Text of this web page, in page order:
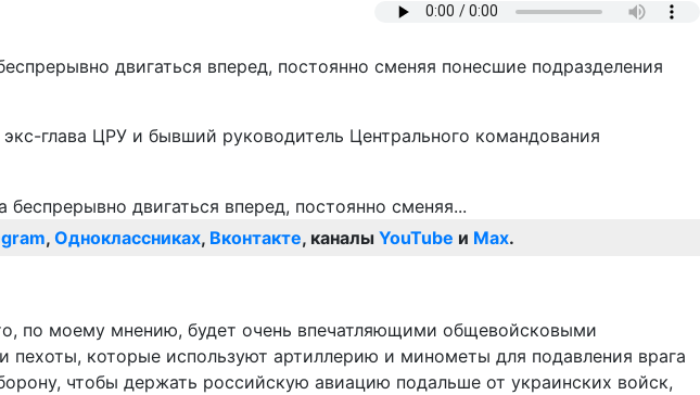
двигаться вперед, постоянно сменяя понесшие подразделения
экс-глава ЦРУ и бывший руководитель Центрального командования
, Одноклассниках, Вконтакте, каналы YouTube и Max.
по моему мнению, будет очень впечатляющими общевойсковыми
которые используют артиллерию и минометы для подавления врага
чтобы держать российскую авиацию подальше от украинских войск,